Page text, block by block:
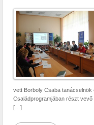
vett Borboly Csaba
Családprogramjában részt
[…]